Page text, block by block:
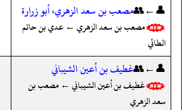
👤←👥مصعب بن سعد الزهري، أبو زرارة
مصعب بن سعد الزهري ← عدي بن حاتم
الطائي
👤←👥غطيف بن أعين الشيباني
غطيف بن أعين الشيباني ← مصعب بن
سعد الزهري